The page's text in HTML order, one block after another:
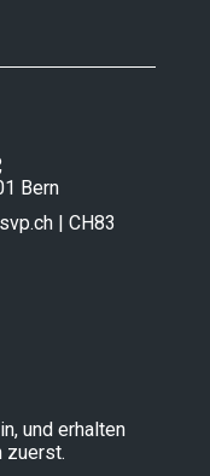
Bern
| CH83
und erhalten
zuerst.